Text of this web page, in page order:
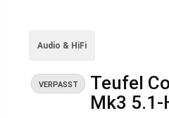
Audio & HiFi
VERPASST
Teufel
Mk3